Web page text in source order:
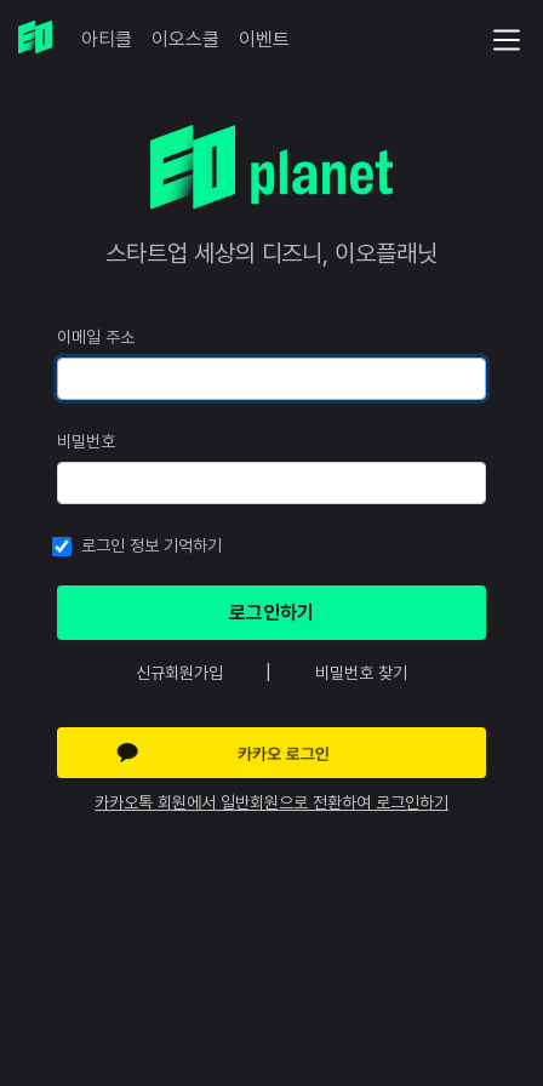
아티클 이오스쿨 이벤트
스타트업 세상의 디즈니, 이오플래닛
이메일 주소
비밀번호
로그인 정보 기억하기
신규회원가입 비밀번호 찾기
카카오톡 회원에서 일반회원으로 전환하여 로그인하기